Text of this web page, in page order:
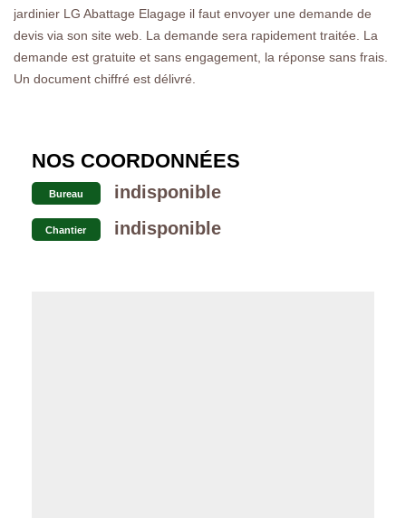
jardinier LG Abattage Elagage il faut envoyer une demande de
devis via son site web. La demande sera rapidement traitée. La
demande est gratuite et sans engagement, la réponse sans frais.
Un document chiffré est délivré.
NOS COORDONNÉES
Bureau indisponible
Chantier indisponible